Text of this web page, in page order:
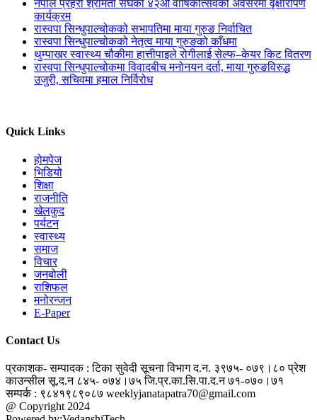
नेपाल प्रहरी श्रीमती संघको ४२औँ वार्षिकोत्सवको अवसरमा वृक्षारोपण
कार्यक्रम
रास्वपा सिन्धुपाल्चोकको सभापतिमा माया गुरुङ निर्वाचित
रास्वपा सिन्धुपाल्चोकको नेतृत्व माया गुरुङको काँधमा
थुम्पाखर स्वास्थ्य चौकीमा हात्तीपाइले रोगीलाई सेल्फ–केयर किट वितरण
रास्वपा सिन्धुपाल्चोकमा विवादबीच मनोनयन दर्ता, माया गुरुङविरुद्ध
उजुरी, सचिवमा हमाल निर्विरोध
Quick Links
होमपेज
भिडियो
शिक्षा
राजनीति
खेलकुद
पर्यटन
स्वास्थ्य
समाज
विचार
जनबोली
राशिफल
मनोरन्जन
E-Paper
Contact Us
प्रकाशक- सम्पादक : टिका सुवेदी सूचना विभाग द.न. ३९७५- ०७९।८० प्रेश
काउन्सील सू.द.न ८४५- ०७४।७५ जि.प्र.का.सि.पा.द.न ७१-०७०।७१
सम्पर्क : ९८४१९८९०८७ weeklyjanatapatra70@gmail.com
@ Copyright 2024